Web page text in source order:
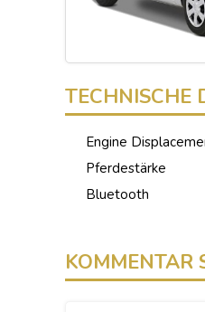
TECHNISCHE
Engine
Pferdestärke
Bluetooth
KOMMENTAR